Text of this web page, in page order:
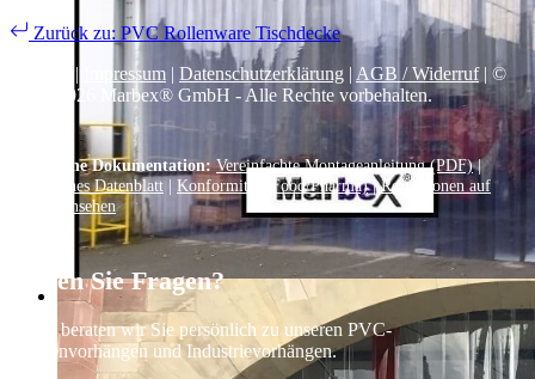
Zurück zu: PVC Rollenware Tischdecke
| Impressum | Datenschutzerklärung | AGB / Widerruf| ©
2026 Marbex® GmbH - Alle Rechte vorbehalten.
Technische Dokumentation: Vereinfachte Montageanleitung (PDF)|
Technisches Datenblatt| Konformität (Food/Pharma)|Rezensionen auf
Google ansehen
Haben Sie Fragen?
Gerne beraten wir Sie persönlich zu unseren PVC-
Streifenvorhängen und Industrievorhängen.